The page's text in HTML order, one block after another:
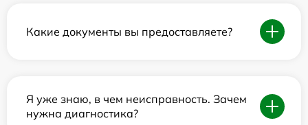
Какие документы вы предоставляете?
Я уже знаю, в чем неисправность. Зачем
нужна диагностика?